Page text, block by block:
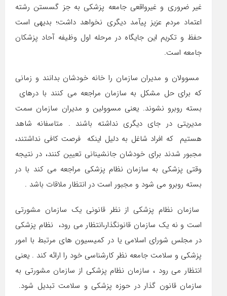
غیر ضروری و غیرواقعی جامعه پزشکی به جز گسستن رشته
اعتماد مردم عزیز پی­آمد دیگری نخواهد داشت؛ بدیهی است
حفظ و تکریم این جایگاه در مرحله اول وظیفه آحاد پزشکان
جامعه است.
مسوولان و مدیران سازمان را خانه خودشان بدانند و زمانی
که برای حل مشکل به سازمان مراجعه می کنند با درهای
بسته روبرو نشوند. یعنی مسوولین و مدیران سازمان سمت
مدیریتی در جای دیگری نداشته باشند . متاسفانه شاهد
هستیم که افراد شاغل به دلیل اینکه فرصت کافی نداشتند،
مجبور شدند برای خودشان جانشینانی تعیین کنند، در نتیجه
وقتی پزشکی به سازمان نظام پزشکی مراجعه می کند با در
بسته روبرو می شود و مجبور است در انتظار ملاقات باشد .
سازمان نظام پزشکی از نظر قانونی یک سازمان مشورتی
است و نه یک سازمان قانونگذار،انتظار می رود، نظام پزشکی
در مجلس شورای اسلامی یا در کمیسیون های مرتبط با امور
پزشکی و سلامت جامعه نظر کارشناسی خود را ارائه کند . یعنی
انتظار می رود ، سازمان نظام پزشکی از سازمان مشورتی به
سازمان قانون گذار در حوزه پزشکی و سلامت تبدیل شود.